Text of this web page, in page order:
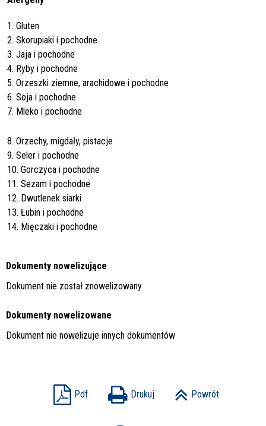
1. Gluten
2. Skorupiaki i pochodne
3. Jaja i pochodne
4. Ryby i pochodne
5. Orzeszki ziemne, arachidowe i pochodne
6. Soja i pochodne
7. Mleko i pochodne
8. Orzechy, migdały, pistacje
9. Seler i pochodne
10. Gorczyca i pochodne
11. Sezam i pochodne
12. Dwutlenek siarki
13. Łubin i pochodne
14. Mięczaki i pochodne
Dokumenty nowelizujące
Dokument nie został znowelizowany
Dokumenty nowelizowane
Dokument nie nowelizuje innych dokumentów
Pdf Drukuj Powrót